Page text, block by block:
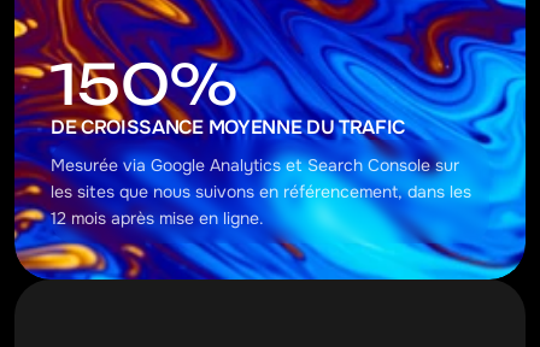
150%
DE CROISSANCE MOYENNE DU TRAFIC
Mesurée via Google Analytics et Search Console sur
les sites que nous suivons en référencement, dans les
12 mois après mise en ligne.